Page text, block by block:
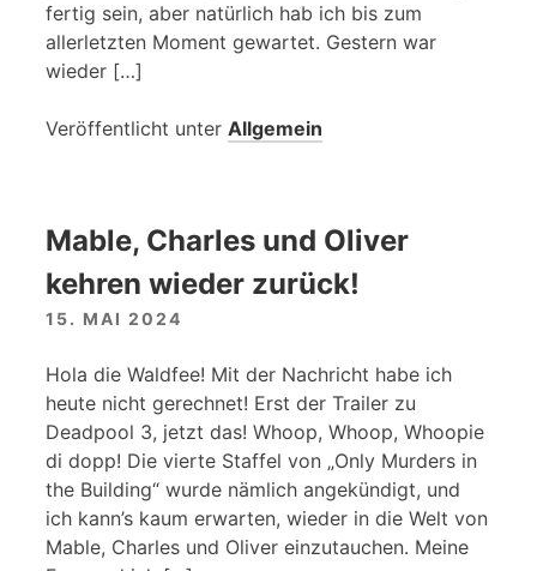
fertig sein, aber natürlich hab ich bis zum
allerletzten Moment gewartet. Gestern war
wieder […]
Veröffentlicht unter Allgemein
Mable, Charles und Oliver
kehren wieder zurück!
15. MAI 2024
Hola die Waldfee! Mit der Nachricht habe ich
heute nicht gerechnet! Erst der Trailer zu
Deadpool 3, jetzt das! Whoop, Whoop, Whoopie
di dopp! Die vierte Staffel von „Only Murders in
the Building“ wurde nämlich angekündigt, und
ich kann’s kaum erwarten, wieder in die Welt von
Mable, Charles und Oliver einzutauchen. Meine